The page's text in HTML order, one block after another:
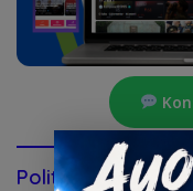
Politik &